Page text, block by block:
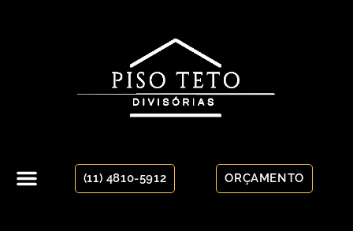
ORÇAMENTO
(11) 4810-5912